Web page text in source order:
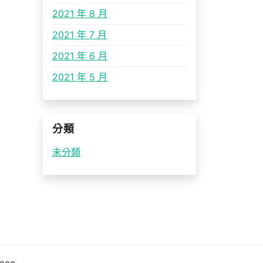
2021 年 8 月
2021 年 7 月
2021 年 6 月
2021 年 5 月
分類
未分類